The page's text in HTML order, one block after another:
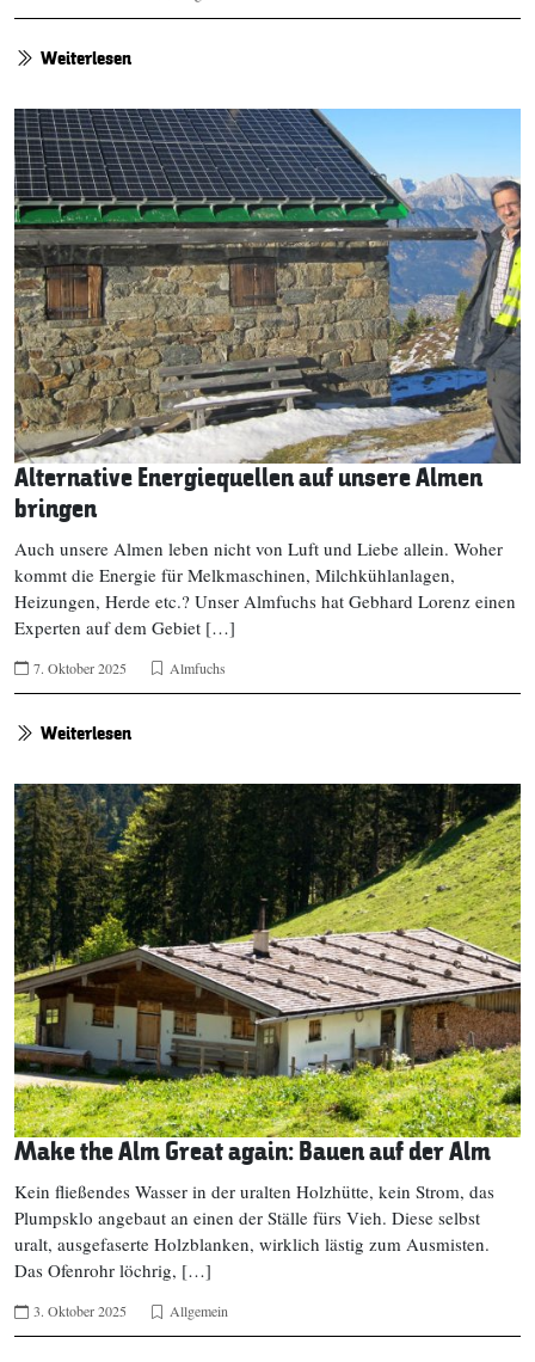
Weiterlesen
Alternative Energiequellen auf unsere Almen
bringen
Auch unsere Almen leben nicht von Luft und Liebe allein. Woher
kommt die Energie für Melkmaschinen, Milchkühlanlagen,
Heizungen, Herde etc.? Unser Almfuchs hat Gebhard Lorenz einen
Experten auf dem Gebiet […]
7. Oktober 2025 Almfuchs
Weiterlesen
Make the Alm Great again: Bauen auf der Alm
Kein fließendes Wasser in der uralten Holzhütte, kein Strom, das
Plumpsklo angebaut an einen der Ställe fürs Vieh. Diese selbst
uralt, ausgefaserte Holzblanken, wirklich lästig zum Ausmisten.
Das Ofenrohr löchrig, […]
3. Oktober 2025 Allgemein